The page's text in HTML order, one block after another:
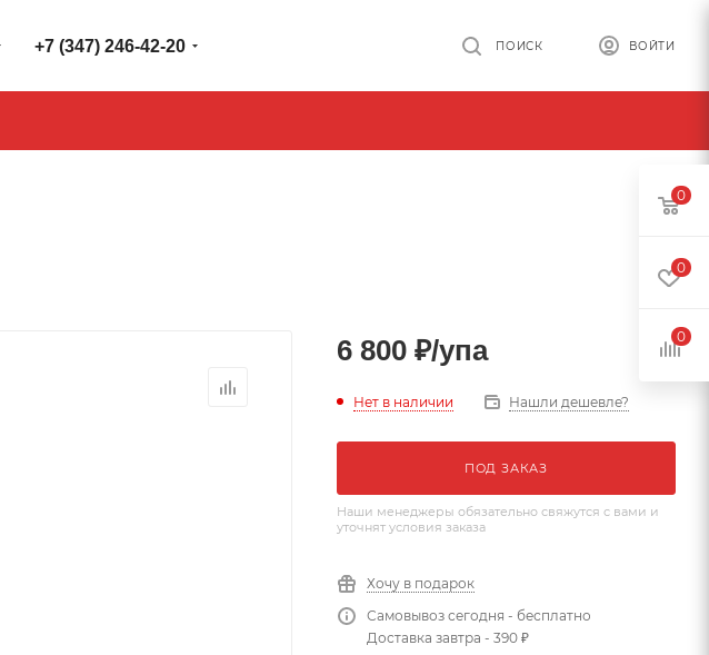
+7 (347) 246-42-20 ВОЙТИ
ПОИСК
6 800 ₽/упа
Нет в наличии Нашли дешевле?
ПОД ЗАКАЗ
Наши менеджеры обязательно свяжутся с вами и
уточнят условия заказа
Хочу в подарок
Самовывоз сегодня - бесплатно
Доставка завтра - 390 ₽
0
0
0